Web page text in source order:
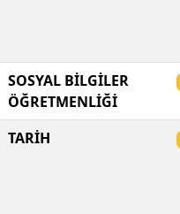
Üniversitesi
Üniversitesi
Üniversitesi
ve Toplum Bilimleri
Manas Üniversitesi
SOSYAL BİLGİLER
ÖĞRETMENLİĞİ
TARİH